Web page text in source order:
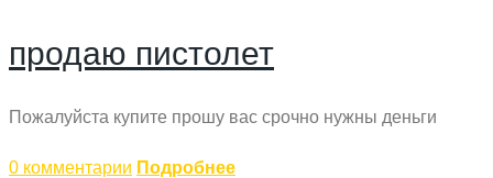
продаю пистолет
Пожалуйста купите прошу вас срочно нужны деньги
0 комментарии Подробнее